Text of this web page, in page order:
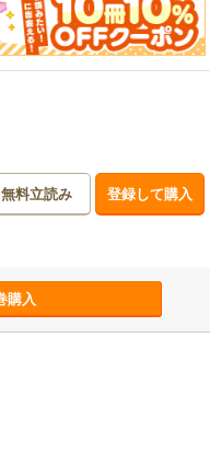
無料立読み 登録して購入
購入